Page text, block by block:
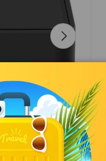
Avanti